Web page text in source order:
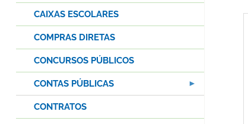
CAIXAS ESCOLARES
COMPRAS DIRETAS
CONCURSOS PÚBLICOS
CONTAS PÚBLICAS
CONTRATOS